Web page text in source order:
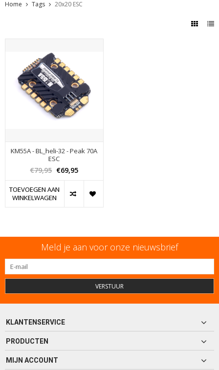
Home Tags 20x20 ESC
KM55A - BL_heli-32 - Peak 70A
ESC
€79,95 €69,95
TOEVOEGEN AAN
WINKELWAGEN
Meld je aan voor onze nieuwsbrief
VERSTUUR
KLANTENSERVICE
PRODUCTEN
MIJN ACCOUNT